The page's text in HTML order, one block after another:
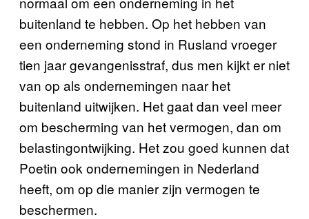
buitenland te hebben. Op het hebben van
een onderneming stond in Rusland vroeger
tien jaar gevangenisstraf, dus men kijkt er niet
van op als ondernemingen naar het
buitenland uitwijken. Het gaat dan veel meer
om bescherming van het vermogen, dan om
belastingontwijking. Het zou goed kunnen dat
Poetin ook ondernemingen in Nederland
heeft, om op die manier zijn vermogen te
beschermen.